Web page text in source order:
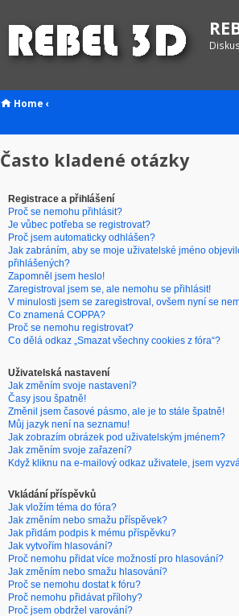
Home ‹
Často kladené otázky
Registrace a přihlášení
Proč se nemohu přihlásit?
Je vůbec potřeba se registrovat?
Proč jsem automaticky odhlášen?
Jak zabráním, aby se moje uživatelské jméno
přihlášených?
Zapomněl jsem heslo!
Zaregistroval jsem se, ale nemohu se přihlásit!
V minulosti jsem se zaregistroval, ovšem nyní se
Co znamená COPPA?
Proč se nemohu registrovat?
Co dělá odkaz „Smazat všechny cookies z fóra“?
Uživatelská nastavení
Jak změním svoje nastavení?
Časy jsou špatně!
Změnil jsem časové pásmo, ale je to stále špatně!
Můj jazyk není na seznamu!
Jak zobrazím obrázek pod uživatelským jménem?
Jak změním svoje zařazení?
Když kliknu na e-mailový odkaz uživatele, jsem
Vkládání příspěvků
Jak vložím téma do fóra?
Jak změním nebo smažu příspěvek?
Jak přidám podpis k mému příspěvku?
Jak vytvořím hlasování?
Proč nemohu přidat více možností pro hlasování?
Jak změním nebo smažu hlasování?
Proč se nemohu dostat k fóru?
Proč nemohu přidávat přílohy?
Proč jsem obdržel varování?